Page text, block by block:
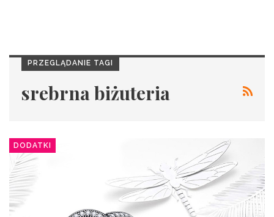
PRZEGLĄDANIE TAGI
srebrna biżuteria
DODATKI